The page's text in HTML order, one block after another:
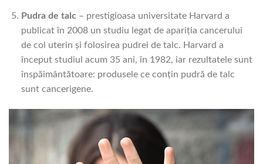
Pudra de talc– prestigioasa universitate Harvard a
publicat în 2008 un studiu legat de apariția cancerului
de col uterin și folosirea pudrei de talc. Harvard a
început studiul acum 35 ani, în 1982, iar rezultatele sunt
înspăimântătoare: produsele ce conțin pudră de talc
sunt cancerigene.